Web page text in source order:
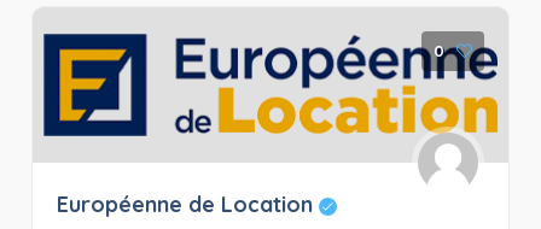
0
Européenne de Location